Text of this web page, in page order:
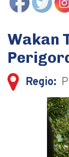
Wakan
Regio: